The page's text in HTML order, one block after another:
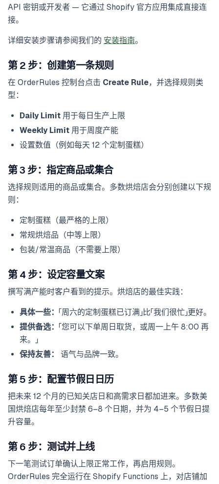
API 密钥或开发者 — 它通过 Shopify 官方应用集成直接连
接。
详细安装步骤请参阅我们的 安装指南。
第 2 步：创建第一条规则
在 OrderRules 控制台点击 Create Rule，并选择规则类
型：
Daily Limit 用于每日生产上限
Weekly Limit 用于周度产能
设置数值（例如每天 12 个定制蛋糕）
第 3 步：指定商品或集合
选择规则适用的商品或集合。多数烘焙店会分别创建以下规
则：
定制蛋糕（最严格的上限）
常规烘焙品（中等上限）
包装/常温商品（不需要上限）
第 4 步：设定容量文案
撰写满产能时客户看到的提示。烘焙店的最佳实践：
具体一些： 「周六的定制蛋糕已订满」比「我们很忙」更好。
提供备选： 「您可以下单周日取货，或周一上午 8:00 再
来。」
保持友善：
语气与品牌一致。
第 5 步：配置节假日日历
把未来 12 个月的已知关店日和高需求日都加进来。多数美
国烘焙店每年至少封禁 6–8 个日期，并为 4–5 个节假日提
升容量。
第 6 步：测试并上线
下一笔测试订单确认上限正常工作，再启用规则。
OrderRules 完全运行在 Shopify Functions 上，对店铺加